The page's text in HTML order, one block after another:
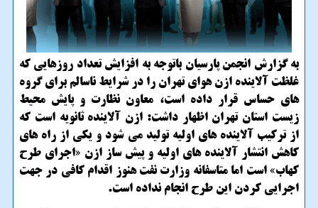
به گزارش انجمن پارسیان باتوجه به افزایش تعداد روزهایی كه
غلظت آلاینده ازن هوای تهران را در شرایط ناسالم برای گروه
های حساس قرار داده است، معاون نظارت و پایش محیط
زیست استان تهران اظهار داشت: ازن آلاینده ثانویه است كه
از تركیب آلاینده های اولیه تولید می شود و یكی از راه های
كاهش انتشار آلاینده های اولیه و پیش ساز ازن «اجرای طرح
كهاب» است اما متاسفانه وزارت نفت هنوز اقدام كافی در جهت
اجرایی كردن این طرح انجام نداده است.